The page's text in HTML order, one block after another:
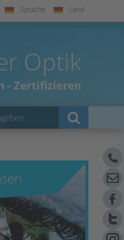
Sprache Land
Optik
- Zertifizieren